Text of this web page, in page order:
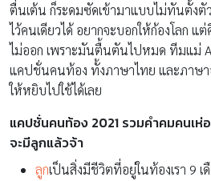
ตื่นเต้น ก็ระดมซัดเข้ามาแบบไม่ทันตั้งตั
ไว้คนเดียวได้ อยากจะบอกให้ก้องโลก แ
ไม่ออก เพราะมันตื้นตันไปหมด ทีมแม่
แคปชั่นคนท้อง ทั้งภาษาไทย และภาษา
ให้หยิบไปใช้ได้เลย
แคปชั่นคนท้อง 2021 รวมคำคมคนเห่
จะมีลูกแล้วจ้า
ลูกเป็นสิ่งมีชีวิตที่อยู่ในท้องเรา 9